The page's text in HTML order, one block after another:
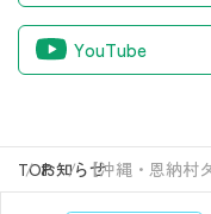
YouTube
TOPお知らせ【沖縄・恩納村